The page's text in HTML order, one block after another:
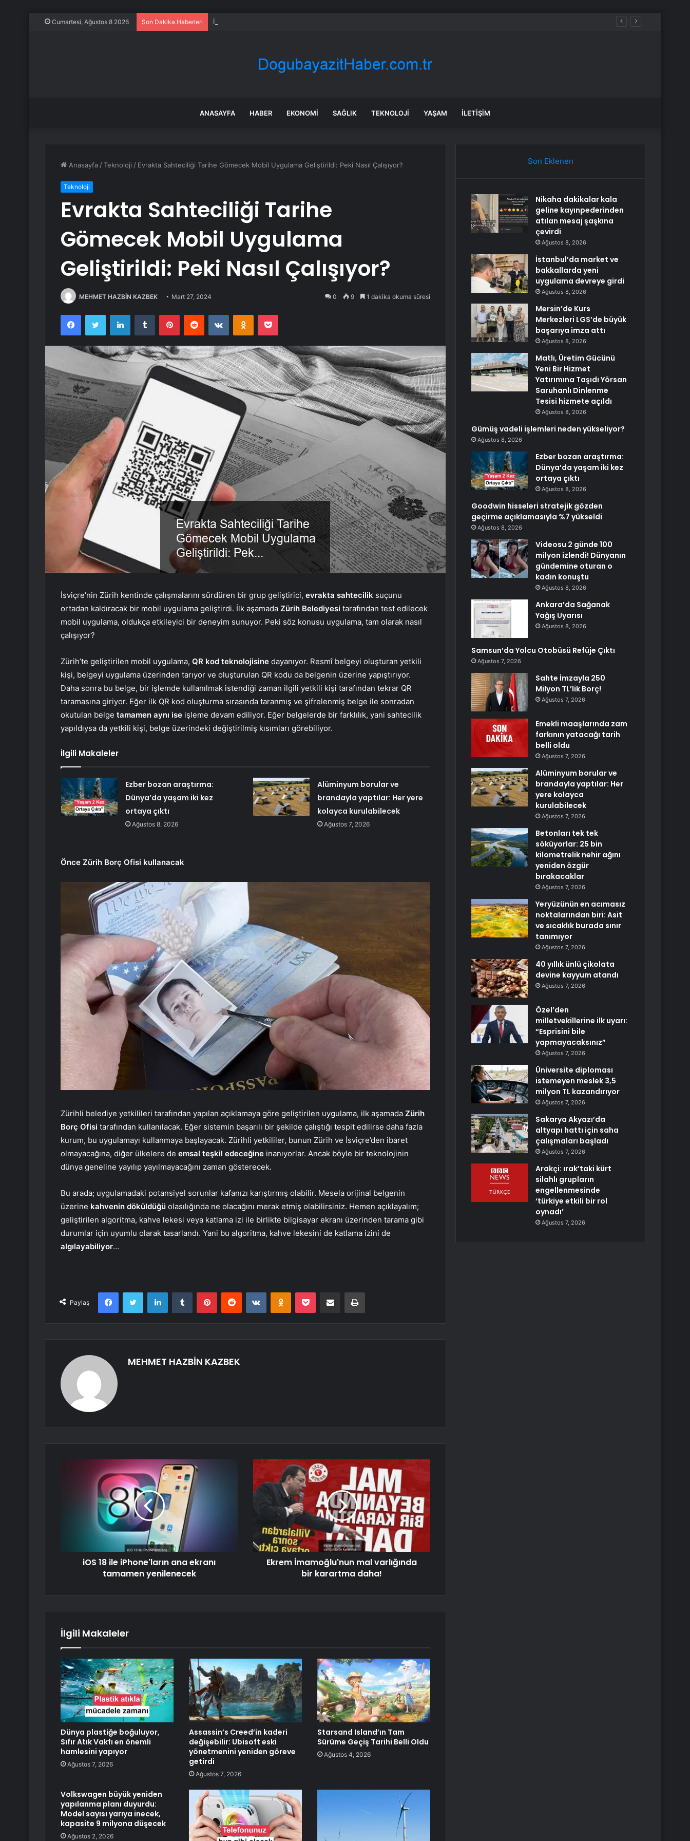
Cumartesi, Ağustos 8 2026 Son Dakika Haberleri İstanbul’da market ve bakkallarda yeni uygulama devreye girdi
ANASAYFA HABER EKONOMI SAĞLIK TEKNOLOJI YAŞAM İLETIŞIM
Anasayfa /Teknoloji / Evrakta Sahteciliği Tarihe Gömecek Mobil Uygulama Geliştirildi: Peki Nasıl Çalışıyor?
Teknoloji
Evrakta Sahteciliği Tarihe
Gömecek Mobil Uygulama
Geliştirildi: Peki Nasıl Çalışıyor?
MEHMET HAZBİN KAZBEK Mart 27, 2024 0 9 1 dakika okuma süresi
FacebookTwitter LinkedInTumblr PinterestReddit VKontakteOdnoklassniki
Pocket
İsviçre’nin Zürih kentinde çalışmalarını sürdüren bir grup geliştirici, evrakta sahtecilik suçunu
ortadan kaldıracak bir mobil uygulama geliştirdi. İlk aşamada Zürih Belediyesi tarafından test edilecek
mobil uygulama, oldukça etkileyici bir deneyim sunuyor. Peki söz konusu uygulama, tam olarak nasıl
çalışıyor?
Zürih’te geliştirilen mobil uygulama, QR kod teknolojisine dayanıyor. Resmî belgeyi oluşturan yetkili
kişi, belgeyi uygulama üzerinden tarıyor ve oluşturulan QR kodu da belgenin üzerine yapıştırıyor.
Daha sonra bu belge, bir işlemde kullanılmak istendiği zaman ilgili yetkili kişi tarafından tekrar QR
taramasına giriyor. Eğer ilk QR kod oluşturma sırasında taranmış ve şifrelenmiş belge ile sonradan
okutulan belge tamamen aynı ise işleme devam ediliyor. Eğer belgelerde bir farklılık, yani sahtecilik
yapıldıysa da yetkili kişi, belge üzerindeki değiştirilmiş kısımları görebiliyor.
İlgili Makaleler
Ezber bozan araştırma:
Dünya’da yaşam iki kez
ortaya çıktı
Ağustos 8, 2026
Alüminyum borular ve
brandayla yaptılar: Her yere
kolayca kurulabilecek
Ağustos 7, 2026
Önce Zürih Borç Ofisi kullanacak
Zürihli belediye yetkilileri tarafından yapılan açıklamaya göre geliştirilen uygulama, ilk aşamada Zürih
Borç Ofisi tarafından kullanılacak. Eğer sistemin başarılı bir şekilde çalıştığı tespit edilirse daha fazla
kurum, bu uygulamayı kullanmaya başlayacak. Zürihli yetkililer, bunun Zürih ve İsviçre’den ibaret
olmayacağına, diğer ülkelere de emsal teşkil edeceğine inanıyorlar. Ancak böyle bir teknolojinin
dünya geneline yayılıp yayılmayacağını zaman gösterecek.
Bu arada; uygulamadaki potansiyel sorunlar kafanızı karıştırmış olabilir. Mesela orijinal belgenin
üzerine kahvenin döküldüğü olasılığında ne olacağını merak etmiş olabilirsiniz. Hemen açıklayalım;
geliştirilen algoritma, kahve lekesi veya katlama izi ile birlikte bilgisayar ekranı üzerinden tarama gibi
durumlar için uyumlu olarak tasarlandı. Yani bu algoritma, kahve lekesini de katlama izini de
algılayabiliyor…
Paylaş
FacebookTwitter LinkedInTumblr PinterestReddit VKontakteOdnoklassniki
Pocket E-Posta ile paylaş Yazdır
MEHMET HAZBİN KAZBEK
iOS 18 ile iPhone'ların ana ekranı
tamamen yenilenecek
Ekrem İmamoğlu'nun mal varlığında
bir karartma daha!
İlgili Makaleler
Dünya plastiğe boğuluyor,
Sıfır Atık Vakfı en önemli
hamlesini yapıyor
Ağustos 7, 2026
Assassin’s Creed’in kaderi
değişebilir: Ubisoft eski
yönetmenini yeniden göreve
getirdi
Ağustos 7, 2026
Starsand Island’ın Tam
Sürüme Geçiş Tarihi Belli Oldu
Ağustos 4, 2026
Volkswagen büyük yeniden
yapılanma planı duyurdu:
Model sayısı yarıya inecek,
kapasite 9 milyona düşecek
Ağustos 2, 2026
Son Eklenen
Nikaha dakikalar kala
geline kayınpederinden
atılan mesaj şaşkına
çevirdi
Ağustos 8, 2026
İstanbul’da market ve
bakkallarda yeni
uygulama devreye girdi
Ağustos 8, 2026
Mersin’de Kurs
Merkezleri LGS’de büyük
başarıya imza attı
Ağustos 8, 2026
Matlı, Üretim Gücünü
Yeni Bir Hizmet
Yatırımına Taşıdı Yörsan
Saruhanlı Dinlenme
Tesisi hizmete açıldı
Ağustos 8, 2026
Gümüş vadeli işlemleri neden yükseliyor?
Ağustos 8, 2026
Ezber bozan araştırma:
Dünya’da yaşam iki kez
ortaya çıktı
Ağustos 8, 2026
Goodwin hisseleri stratejik gözden
geçirme açıklamasıyla %7 yükseldi
Ağustos 8, 2026
Videosu 2 günde 100
milyon izlendi! Dünyanın
gündemine oturan o
kadın konuştu
Ağustos 8, 2026
Ankara’da Sağanak
Yağış Uyarısı
Ağustos 8, 2026
Samsun’da Yolcu Otobüsü Refüje Çıktı
Ağustos 7, 2026
Sahte İmzayla 250
Milyon TL’lik Borç!
Ağustos 7, 2026
Emekli maaşlarında zam
farkının yatacağı tarih
belli oldu
Ağustos 7, 2026
Alüminyum borular ve
brandayla yaptılar: Her
yere kolayca
kurulabilecek
Ağustos 7, 2026
Betonları tek tek
söküyorlar: 25 bin
kilometrelik nehir ağını
yeniden özgür
bırakacaklar
Ağustos 7, 2026
Yeryüzünün en acımasız
noktalarından biri: Asit
ve sıcaklık burada sınır
tanımıyor
Ağustos 7, 2026
40 yıllık ünlü çikolata
devine kayyum atandı
Ağustos 7, 2026
Özel’den
milletvekillerine ilk uyarı:
“Esprisini bile
yapmayacaksınız”
Ağustos 7, 2026
Üniversite diploması
istemeyen meslek 3,5
milyon TL kazandırıyor
Ağustos 7, 2026
Sakarya Akyazı’da
altyapı hattı için saha
çalışmaları başladı
Ağustos 7, 2026
Arakçi: ırak’taki kürt
silahlı grupların
engellenmesinde
‘türkiye etkili bir rol
oynadı’
Ağustos 7, 2026